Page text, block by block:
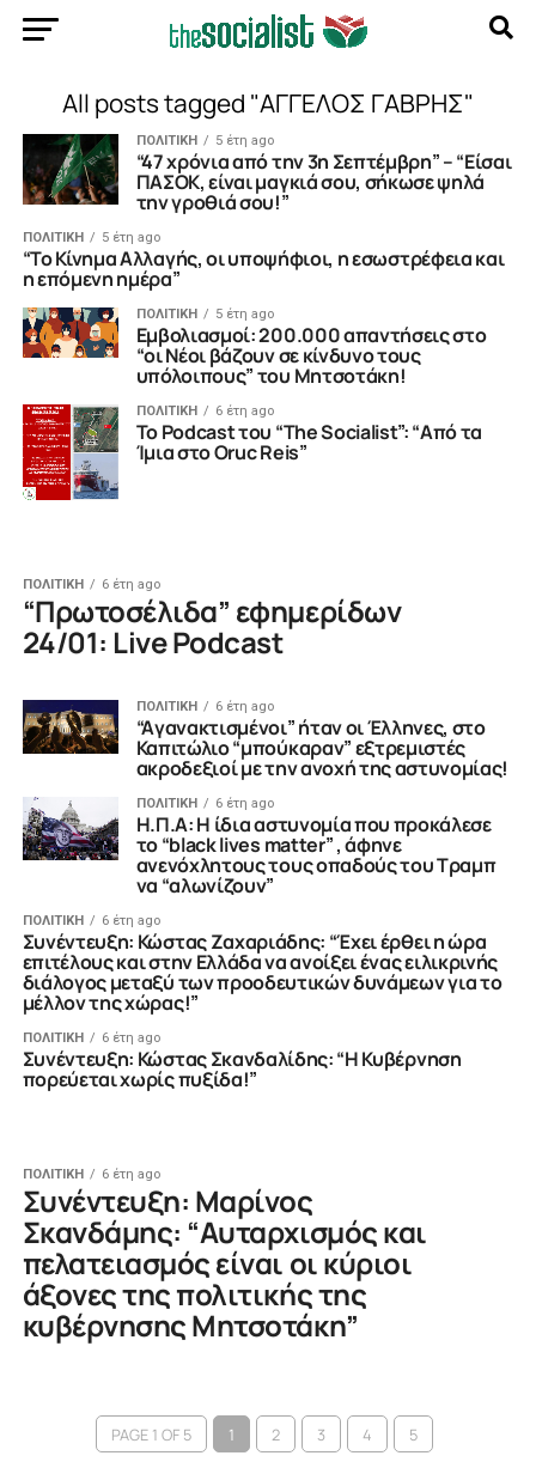
All posts tagged "ΑΓΓΕΛΟΣ ΓΑΒΡΗΣ"
ΠΟΛΙΤΙΚΗ 5 έτη ago
“47 χρόνια από την 3η Σεπτέμβρη” – “Είσαι
ΠΑΣΟΚ, είναι μαγκιά σου, σήκωσε ψηλά
την γροθιά σου!”
ΠΟΛΙΤΙΚΗ 5 έτη ago
“Το Κίνημα Αλλαγής, οι υποψήφιοι, η εσωστρέφεια και
η επόμενη ημέρα”
ΠΟΛΙΤΙΚΗ 5 έτη ago
Εμβολιασμοί: 200.000 απαντήσεις στο
“οι Νέοι βάζουν σε κίνδυνο τους
υπόλοιπους” του Μητσοτάκη!
ΠΟΛΙΤΙΚΗ 6 έτη ago
To Podcast του “The Socialist”: “Από τα
Ίμια στο Oruc Reis”
ΠΟΛΙΤΙΚΗ 6 έτη ago
“Πρωτοσέλιδα” εφημερίδων
24/01: Live Podcast
ΠΟΛΙΤΙΚΗ 6 έτη ago
“Aγανακτισμένοι” ήταν οι Έλληνες, στο
Καπιτώλιο “μπούκαραν” εξτρεμιστές
ακροδεξιοί με την ανοχή της αστυνομίας!
ΠΟΛΙΤΙΚΗ 6 έτη ago
Η.Π.Α: Η ίδια αστυνομία που προκάλεσε
το “black lives matter” , άφηνε
ανενόχλητους τους οπαδούς του Τραμπ
να “αλωνίζουν”
ΠΟΛΙΤΙΚΗ 6 έτη ago
Συνέντευξη: Κώστας Ζαχαριάδης: “Έχει έρθει η ώρα
επιτέλους και στην Ελλάδα να ανοίξει ένας ειλικρινής
διάλογος μεταξύ των προοδευτικών δυνάμεων για το
μέλλον της χώρας!”
ΠΟΛΙΤΙΚΗ 6 έτη ago
Συνέντευξη: Κώστας Σκανδαλίδης: “Η Κυβέρνηση
πορεύεται χωρίς πυξίδα!”
ΠΟΛΙΤΙΚΗ 6 έτη ago
Συνέντευξη: Μαρίνος
Σκανδάμης: “Αυταρχισμός και
πελατειασμός είναι οι κύριοι
άξονες της πολιτικής της
κυβέρνησης Μητσοτάκη”
PAGE 1 OF 5 1 2 3 4 5